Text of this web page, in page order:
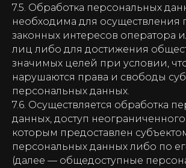
7.5. Обработка персональных
необходима для осуществления
законных интересов оператора
лиц либо для достижения
значимых целей при условии,
нарушаются права и свободы
персональных данных.
7.6. Осуществляется обработка
данных, доступ
которым предоставлен
персональных данных либо по
(далее — общедоступные